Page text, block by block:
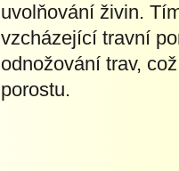
uvolňování živin.
vzcházející travní
odnožování trav,
porostu.